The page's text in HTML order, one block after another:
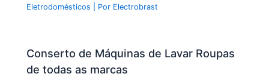
Eletrodomésticos | Por Electrobrast
Conserto de Máquinas de Lavar Roupas
de todas as marcas